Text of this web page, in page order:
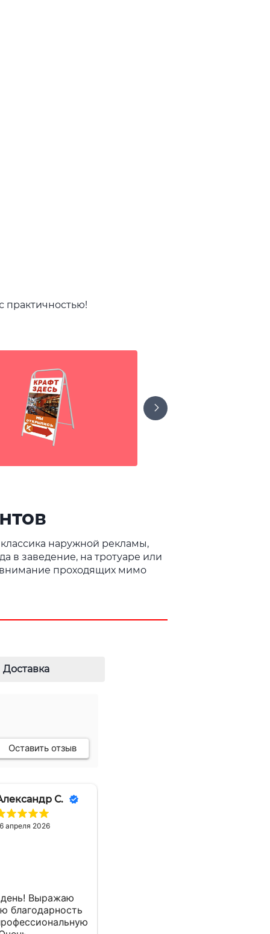
практичностью!
наружной рекламы,
в заведение, на тротуаре или
проходящих мимо
Доставка
Оставить отзыв
С.
апреля 2026
Выражаю
благодарность